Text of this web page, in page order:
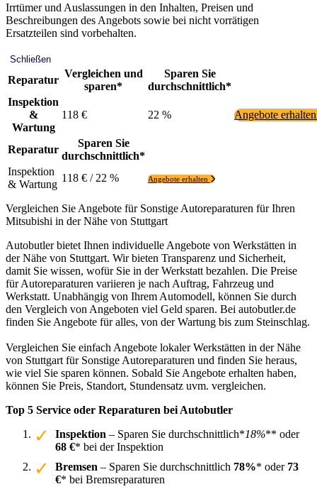
Irrtümer und Auslassungen in den Inhalten, Preisen und
Beschreibungen des Angebots sowie bei nicht vorrätigen
Ersatzteilen sind vorbehalten.
Schließen
Reparatur
Vergleichen und
sparen*
Sparen Sie
durchschnittlich*
Inspektion
&
Wartung
118 € 22 % Angebote
Reparatur
Sparen Sie
durchschnittlich*
Inspektion
& Wartung
118 € / 22 % Angebote erhalten
Vergleichen Sie Angebote für Sonstige Autoreparaturen für Ihren
Mitsubishi in der Nähe von Stuttgart
Autobutler bietet Ihnen individuelle Angebote von Werkstätten in
der Nähe von Stuttgart. Wir bieten Transparenz und Sicherheit,
damit Sie wissen, wofür Sie in der Werkstatt bezahlen. Die Preise
für Autoreparaturen variieren je nach Auftrag, Fahrzeug und
Werkstatt. Unabhängig von Ihrem Automodell, können Sie durch
den Vergleich von Angeboten viel Geld sparen. Bei autobutler.de
finden Sie Angebote für alles, von der Wartung bis zum Steinschlag.
Vergleichen Sie einfach Angebote lokaler Werkstätten in der Nähe
von Stuttgart für Sonstige Autoreparaturen und finden Sie heraus,
wie viel Sie sparen können. Sobald Sie Angebote erhalten haben,
können Sie Preis, Standort, Stundensatz uvm. vergleichen.
Top 5 Service oder Reparaturen bei Autobutler
Inspektion – Sparen Sie durchschnittlich*18%** oder
68 €* bei der Inspektion
Bremsen – Sparen Sie durchschnittlich 78%* oder 73
€* bei Bremsreparaturen